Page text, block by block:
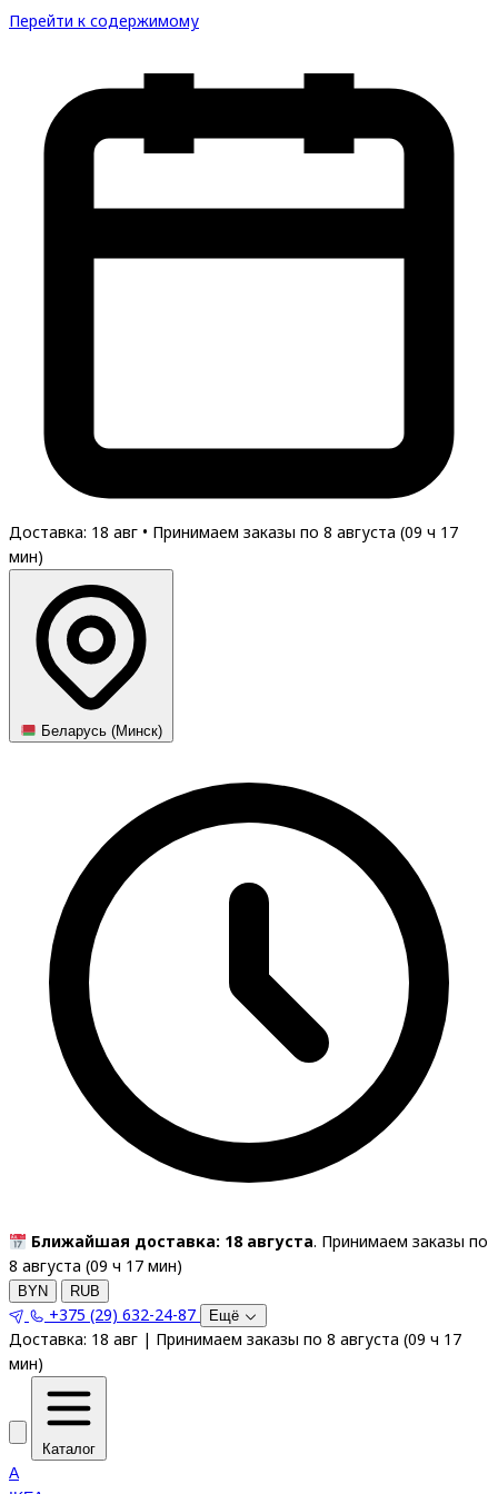
Перейти к содержимому
Доставка: 18 авг • Принимаем заказы по 8 августа (09 ч 17
мин)
Беларусь (Минск)
Ближайшая доставка: 18 августа. Принимаем заказы по
8 августа (09 ч 17 мин)
BYN RUB
+375 (29) 632-24-87 Ещё
Доставка: 18 авг | Принимаем заказы по 8 августа (09 ч 17
мин)
Каталог
A